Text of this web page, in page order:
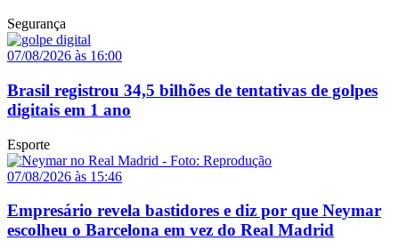
Segurança
07/08/2026 às 16:00
Brasil registrou 34,5 bilhões de tentativas de golpes
digitais em 1 ano
Esporte
07/08/2026 às 15:46
Empresário revela bastidores e diz por que Neymar
escolheu o Barcelona em vez do Real Madrid